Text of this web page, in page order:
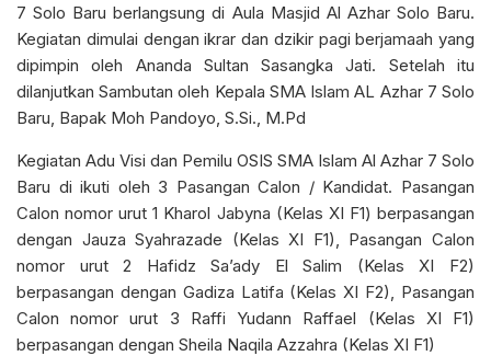
7 Solo Baru berlangsung di Aula Masjid Al Azhar Solo Baru.
Kegiatan dimulai dengan ikrar dan dzikir pagi berjamaah yang
dipimpin oleh Ananda Sultan Sasangka Jati. Setelah itu
dilanjutkan Sambutan oleh Kepala SMA Islam AL Azhar 7 Solo
Baru, Bapak Moh Pandoyo, S.Si., M.Pd
Kegiatan Adu Visi dan Pemilu OSIS SMA Islam Al Azhar 7 Solo
Baru di ikuti oleh 3 Pasangan Calon / Kandidat. Pasangan
Calon nomor urut 1 Kharol Jabyna (Kelas XI F1) berpasangan
dengan Jauza Syahrazade (Kelas XI F1), Pasangan Calon
nomor urut 2 Hafidz Sa’ady El Salim (Kelas XI F2)
berpasangan dengan Gadiza Latifa (Kelas XI F2), Pasangan
Calon nomor urut 3 Raffi Yudann Raffael (Kelas XI F1)
berpasangan dengan Sheila Naqila Azzahra (Kelas XI F1)